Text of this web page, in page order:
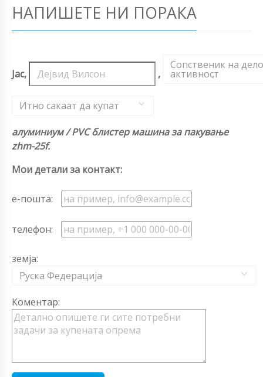
НАПИШЕТЕ НИ ПОРАКА
Јас, ,
Сопственик на
активност
,
Итно сакаат да купат
алуминиум / PVC блистер машина за пакување
zhm-25f.
Мои детали за контакт:
е-пошта:
телефон:
земја:
Руска Федерација
Коментар: